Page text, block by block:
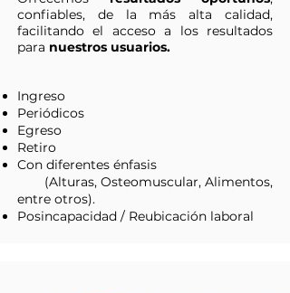
confiables, de la más alta calidad,
facilitando el acceso a los resultados
para nuestros usuarios.
Ingreso
Periódicos
Egreso
Retiro
Con diferentes énfasis
(Alturas, Osteomuscular, Alimentos,
entre otros).
Posincapacidad / Reubicación laboral